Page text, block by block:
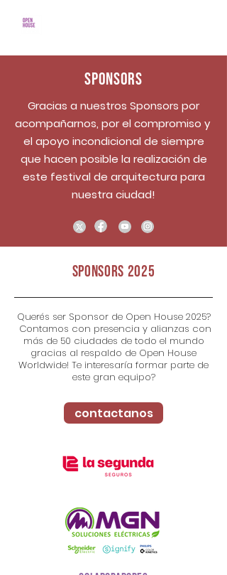
Sponsors
Gracias a nuestros Sponsors por
acompañarnos, por el compromiso y
el apoyo incondicional de siempre
que hacen posible la realización de
este festival de arquitectura para
nuestra ciudad!
sponsors 2025
Querés ser Sponsor de Open House 2025?
Contamos con presencia y alianzas con
más de 50 ciudades de todo el mundo
gracias al respaldo de Open House
Worldwide! Te interesaría formar parte de
este gran equipo?
contactanos